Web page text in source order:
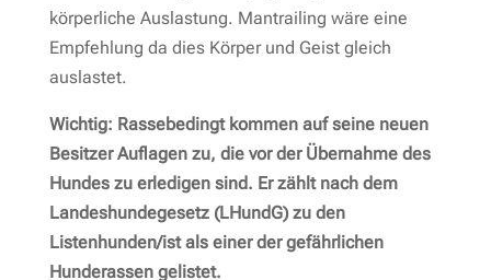
körperliche Auslastung. Mantrailing wäre eine
Empfehlung da dies Körper und Geist gleich
auslastet.
Wichtig: Rassebedingt kommen auf seine neuen
Besitzer Auflagen zu, die vor der Übernahme des
Hundes zu erledigen sind. Er zählt nach dem
Landeshundegesetz (LHundG) zu den
Listenhunden/ist als einer der gefährlichen
Hunderassen gelistet.